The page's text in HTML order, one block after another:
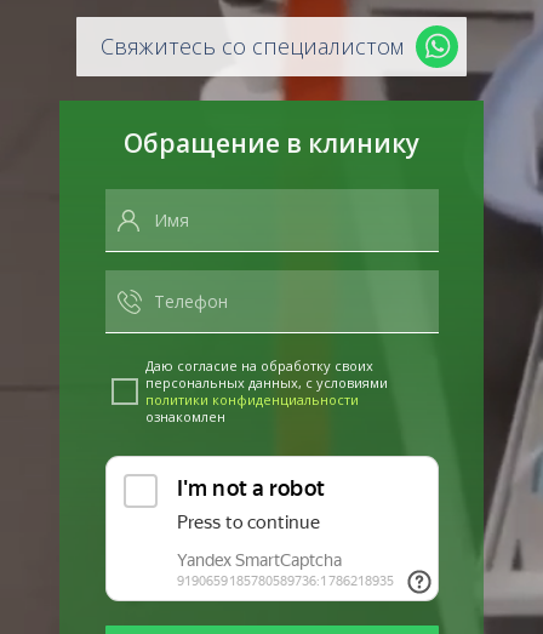
Свяжитесь со специалистом
Обращение в клинику
Даю согласие на обработку своих
персональных данных, с условиями
политики конфиденциальности
ознакомлен